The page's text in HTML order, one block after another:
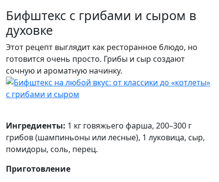
Бифштекс с грибами и сыром в
духовке
Этот рецепт выглядит как ресторанное блюдо, но
готовится очень просто. Грибы и сыр создают
сочную и ароматную начинку.
Ингредиенты: 1 кг говяжьего фарша, 200–300 г
грибов (шампиньоны или лесные), 1 луковица, сыр,
помидоры, соль, перец.
Приготовление